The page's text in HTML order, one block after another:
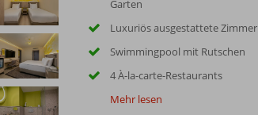
Garten
Luxuriös ausgestattete Zimmer
Swimmingpool mit Rutschen
4 À-la-carte-Restaurants
Mehr lesen